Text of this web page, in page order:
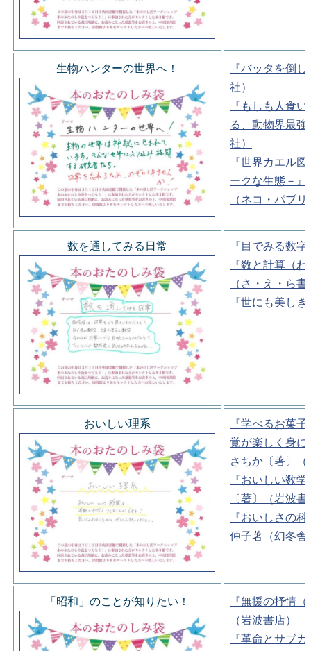
生物ハンターの世界へ！
『バッタを倒
社）
『もしも人食
る、動物界最
社）
『世界カエル
ークな生態－
（ネコ・パブ
数を通してみる日常
『目でみる数
『数と計算（
（さ・え・ら
『世にも美し
おいしい理系
『学べるお菓
覚が楽しく身
さちか〔著〕
『おいしい数
〔著〕（岩波
『おいしさの
仲子著（幻冬舎)
「昭和」のことが知りたい！
『無援の抒情
（岩波書店）
『革命とサブ